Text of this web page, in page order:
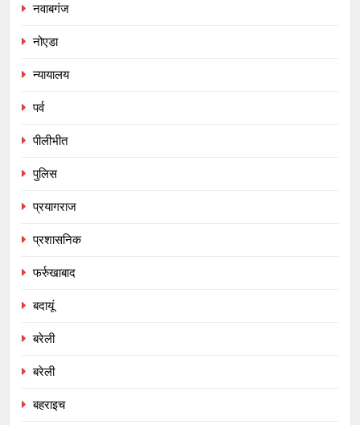
नवाबगंज
नोएडा
न्यायालय
पर्व
पीलीभीत
पुलिस
प्रयागराज
प्रशासनिक
फर्रुखाबाद
बदायूं
बरेली
बरेली
बहराइच